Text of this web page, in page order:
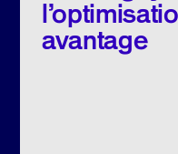
avantage